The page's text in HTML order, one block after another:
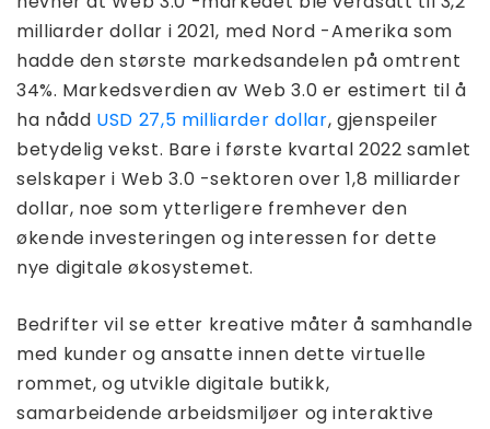
milliarder dollar i 2021, med Nord -Amerika som
hadde den største markedsandelen på omtrent
34%. Markedsverdien av Web 3.0 er estimert til å
ha nådd USD 27,5 milliarder dollar, gjenspeiler
betydelig vekst. Bare i første kvartal 2022 samlet
selskaper i Web 3.0 -sektoren over 1,8 milliarder
dollar, noe som ytterligere fremhever den
økende investeringen og interessen for dette
nye digitale økosystemet.
Bedrifter vil se etter kreative måter å samhandle
med kunder og ansatte innen dette virtuelle
rommet, og utvikle digitale butikk,
samarbeidende arbeidsmiljøer og interaktive